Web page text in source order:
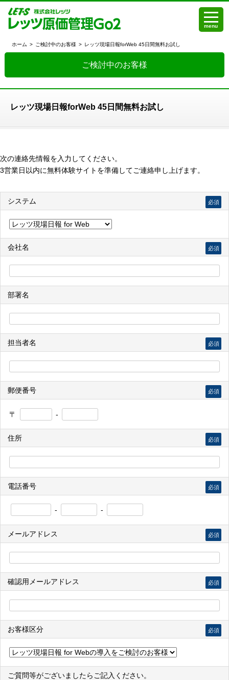
menu
ホーム > ご検討中のお客様 > レッツ現場日報forWeb 45日間無料お試し
ご検討中のお客様
レッツ現場日報forWeb 45日間無料お試し
次の連絡先情報を入力してください。
3営業日以内に無料体験サイトを準備してご連絡申し上げます。
システム 必須
会社名 必須
部署名
担当者名 必須
郵便番号 必須
〒 -
住所 必須
電話番号 必須
- -
メールアドレス 必須
確認用メールアドレス 必須
お客様区分 必須
ご質問等がございましたらご記入ください。